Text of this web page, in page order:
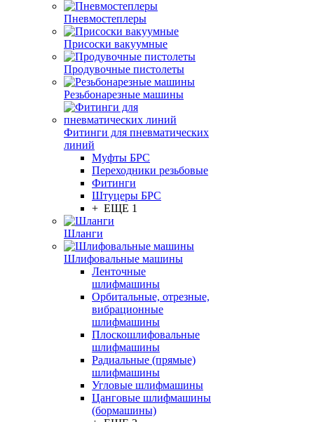
Пневмостеплеры
Присоски вакуумные
Продувочные пистолеты
Резьбонарезные машины
Фитинги для пневматических
линий
Муфты БРС
Переходники резьбовые
Фитинги
Штуцеры БРС
+ ЕЩЕ 1
Шланги
Шлифовальные машины
Ленточные
шлифмашины
Орбитальные, отрезные,
вибрационные
шлифмашины
Плоскошлифовальные
шлифмашины
Радиальные (прямые)
шлифмашины
Угловые шлифмашины
Цанговые шлифмашины
(бормашины)